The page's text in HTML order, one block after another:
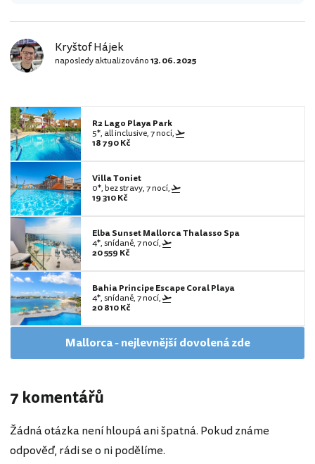
Kryštof Hájek
naposledy aktualizováno13. 06. 2025
R2 Lago Playa Park
5*, all inclusive, 7 nocí,
18 790 Kč
Villa Toniet
0*, bez stravy, 7 nocí,
19 310 Kč
Elba Sunset Mallorca Thalasso Spa
4*, snídaně, 7 nocí,
20 559 Kč
Bahia Principe Escape Coral Playa
4*, snídaně, 7 nocí,
20 810 Kč
Mallorca - nejlevnější dovolená zde
7 komentářů
Žádná otázka není hloupá ani špatná. Pokud známe
odpověď, rádi se o ni podělíme.